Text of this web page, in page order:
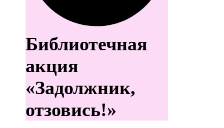
Библиотечная
акция
«Задолжник,
отзовись!»